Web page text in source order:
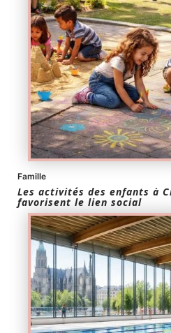
Famille
Les activités des enfants à
favorisent le lien social